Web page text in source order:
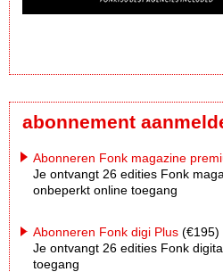
abonnement
Abonneren Fonk magazine
Je ontvangt 26 edities Fonk
onbeperkt online toegang
Abonneren Fonk digi Plus (€195)
Je ontvangt 26 edities Fonk
toegang